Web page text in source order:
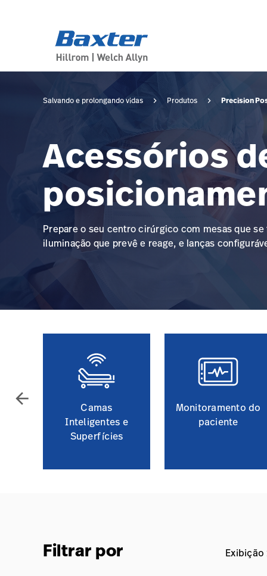
Salvando e prolongando vidas Produtos Precision
Acessórios
Prepare o seu centro cirúrgico com mesas que
iluminação que prevê e reage, e lanças
arrow_back
Camas
Inteligentes e
Superfícies
Monitoramento do
paciente
Filtrar por